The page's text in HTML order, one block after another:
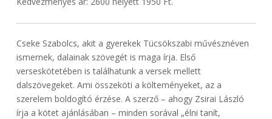
Cseke Szabolcs, akit a gyerekek Tücsökszabi művésznéven
ismernek, dalainak szövegét is maga írja. Első
verseskötetében is találhatunk a versek mellett
dalszövegeket. Ami összeköti a költeményeket, az a
szerelem boldogító érzése. A szerző – ahogy Zsirai László
írja a kötet ajánlásában – minden sorával „élni tanít,